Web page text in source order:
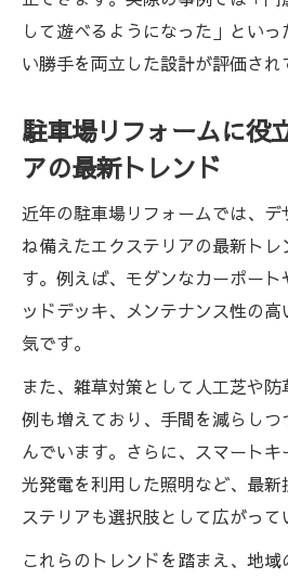
して遊べるようになった」とい
い勝手を両立した設計が評価され
駐車場リフォームに役
アの最新トレンド
近年の駐車場リフォームでは、
ね備えたエクステリアの最新ト
す。例えば、モダンなカーポー
ッドデッキ、メンテナンス性の
気です。
また、雑草対策として人工芝や
例も増えており、手間を減らし
んでいます。さらに、スマート
光発電を利用した照明など、最
ステリアも選択肢として広がって
これらのトレンドを踏まえ、地